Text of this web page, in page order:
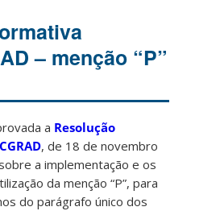
– menção “P”
a Resolução
, de 18 de novembro
a implementação e os
da menção “P”, para
do parágrafo único dos